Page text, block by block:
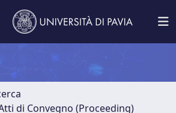
di Convegno (Proceeding)